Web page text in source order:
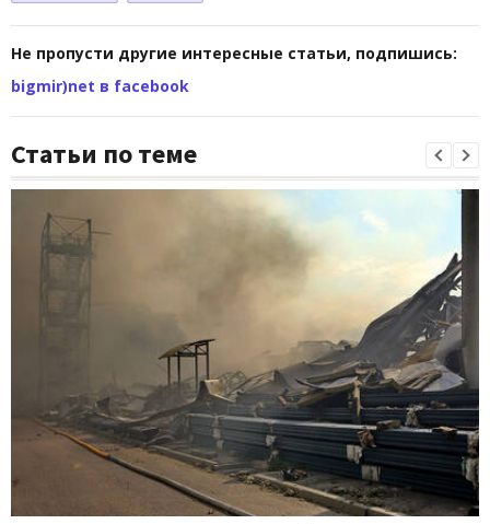
Не пропусти другие интересные статьи, подпишись:
bigmir)net в facebook
Статьи по теме